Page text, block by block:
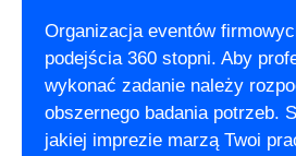
Organizacja eventów
podejścia 360 stopni. Aby
wykonać zadanie należy
obszernego badania potrzeb.
jakiej imprezie marzą Twoi